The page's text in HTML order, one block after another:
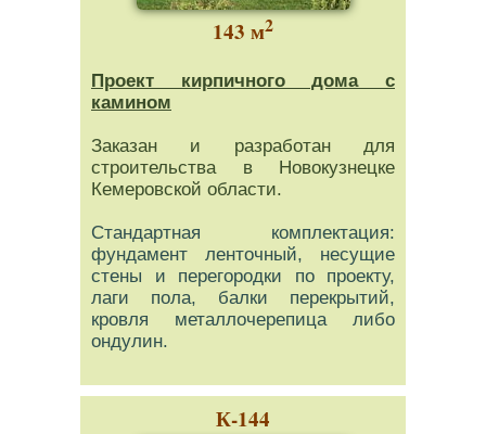
143 м2
Проект кирпичного дома с
камином
Заказан и разработан для
строительства в Новокузнецке
Кемеровской области.
Стандартная комплектация:
фундамент ленточный, несущие
стены и перегородки по проекту,
лаги пола, балки перекрытий,
кровля металлочерепица либо
ондулин.
К-144